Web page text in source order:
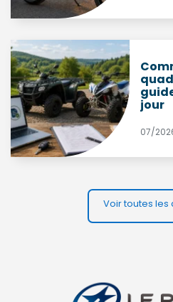
jour
07/
Voir toutes les